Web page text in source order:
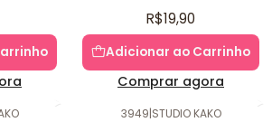
R$19,90
Adicionar ao Carrinho
Comprar agora
3949|STUDIO KAKO